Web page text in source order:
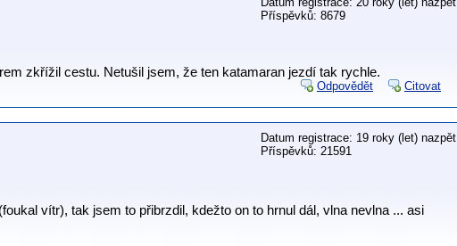
Příspěvků: 8679
zkřížil cestu. Netušil jsem, že ten katamaran jezdí tak rychle.
Odpovědět Citovat
Datum registrace: 19 roky (let) nazpět
Příspěvků: 21591
vítr), tak jsem to přibrzdil, kdežto on to hrnul dál, vlna nevlna ... asi